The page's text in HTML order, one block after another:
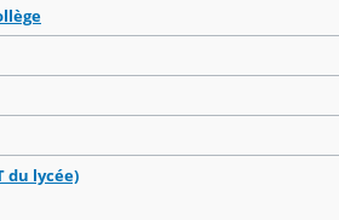
du lycée)